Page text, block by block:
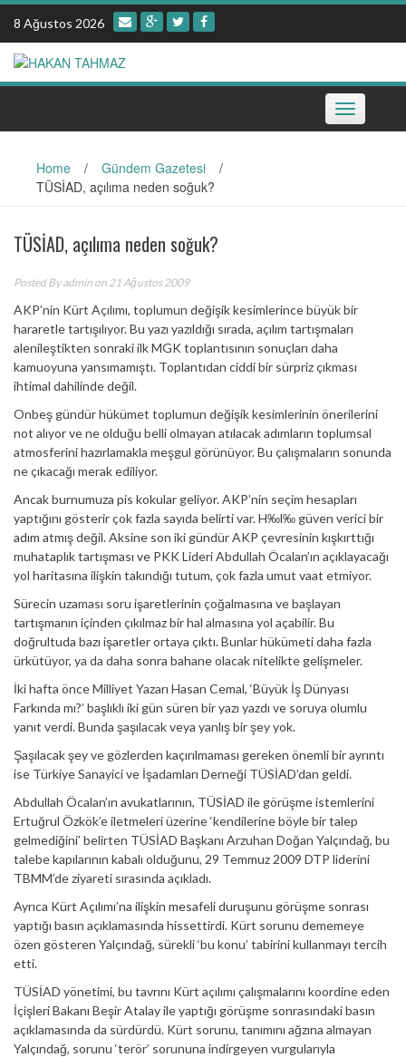
Skip
content
8 Ağustos 2026
Toggle
navigation
Home / Gündem Gazetesi
/
TÜSİAD, açılıma neden soğuk?
TÜSİAD, açılıma neden soğuk?
Posted Byadmin on 21 Ağustos 2009
AKP’nin Kürt Açılımı, toplumun değişik kesimlerince büyük bir
hararetle tartışılıyor. Bu yazı yazıldığı sırada, açılım tartışmaları
alenileştikten sonraki ilk MGK toplantısının sonuçları daha
kamuoyuna yansımamıştı. Toplantıdan ciddi bir sürpriz çıkması
ihtimal dahilinde değil.
Onbeş gündür hükümet toplumun değişik kesimlerinin önerilerini
not alıyor ve ne olduğu belli olmayan atılacak adımların toplumsal
atmosferini hazırlamakla meşgul görünüyor. Bu çalışmaların sonunda
ne çıkacağı merak ediliyor.
Ancak burnumuza pis kokular geliyor. AKP’nin seçim hesapları
yaptığını gösterir çok fazla sayıda belirti var. H‰l‰ güven verici bir
adım atmış değil. Aksine son iki gündür AKP çevresinin kışkırttığı
muhataplık tartışması ve PKK Lideri Abdullah Öcalan’ın açıklayacağı
yol haritasına ilişkin takındığı tutum, çok fazla umut vaat etmiyor.
Sürecin uzaması soru işaretlerinin çoğalmasına ve başlayan
tartışmanın içinden çıkılmaz bir hal almasına yol açabilir. Bu
doğrultuda bazı işaretler ortaya çıktı. Bunlar hükümeti daha fazla
ürkütüyor, ya da daha sonra bahane olacak nitelikte gelişmeler.
İki hafta önce Milliyet Yazarı Hasan Cemal, ‘Büyük İş Dünyası
Farkında mı?’ başlıklı iki gün süren bir yazı yazdı ve soruya olumlu
yanıt verdi. Bunda şaşılacak veya yanlış bir şey yok.
Şaşılacak şey ve gözlerden kaçırılmaması gereken önemli bir ayrıntı
ise Türkiye Sanayici ve İşadamları Derneği TÜSİAD’dan geldi.
Abdullah Öcalan’ın avukatlarının, TÜSİAD ile görüşme istemlerini
Ertuğrul Özkök’e iletmeleri üzerine ‘kendilerine böyle bir talep
gelmediğini’ belirten TÜSİAD Başkanı Arzuhan Doğan Yalçındağ, bu
talebe kapılarının kabalı olduğunu, 29 Temmuz 2009 DTP liderini
TBMM’de ziyareti sırasında açıkladı.
Ayrıca Kürt Açılımı’na ilişkin mesafeli duruşunu görüşme sonrası
yaptığı basın açıklamasında hissettirdi. Kürt sorunu dememeye
özen gösteren Yalçındağ, sürekli ‘bu konu’ tabirini kullanmayı tercih
etti.
TÜSİAD yönetimi, bu tavrını Kürt açılımı çalışmalarını koordine eden
İçişleri Bakanı Beşir Atalay ile yaptığı görüşme sonrasındaki basın
açıklamasında da sürdürdü. Kürt sorunu, tanımını ağzına almayan
Yalçındağ, sorunu ‘terör’ sorununa indirgeyen vurgularıyla